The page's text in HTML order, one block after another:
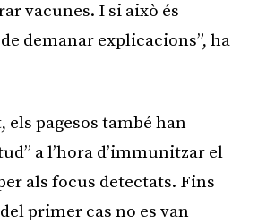
vacunes. I si això és
demanar explicacions”, ha
els pagesos també han
a l’hora d’immunitzar el
als focus detectats. Fins
primer cas no es van